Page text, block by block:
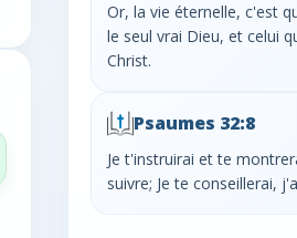
Or, la vie éternelle, c'est
le seul vrai Dieu, et celui
Christ.
Psaumes 32:8
Je t'instruirai et te
suivre; Je te conseillerai,